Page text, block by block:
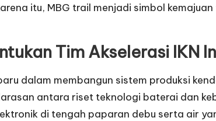
itu, MBG trail menjadi simbol
Tim Akselerasi IKN
dalam membangun sistem produksi
antara riset teknologi baterai dan
di tengah paparan debu serta air